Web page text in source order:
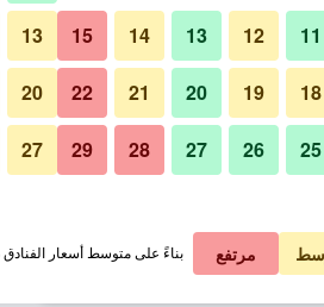
في الليلة
91 ﷼ عرض الصفقة
94 ﷼ عرض الصفقة
11
12
13
14
15
18
19
20
21
22
25
26
27
28
29
13
20
27
مرتفع بناءً على متوسط أسعار الفنادق